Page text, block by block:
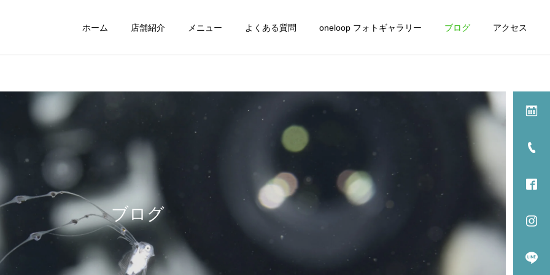
ホーム 店舗紹介 メニュー よくある質問 oneloop フォトギャラリー ブログ アクセス
ブログ